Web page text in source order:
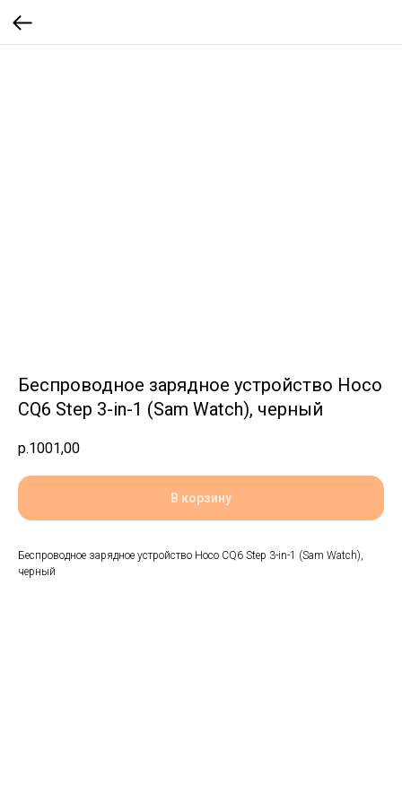
Беспроводное зарядное устройство Hoco
CQ6 Step 3-in-1 (Sam Watch), черный
р.1001,00
В корзину
Беспроводное зарядное устройство Hoco CQ6 Step 3-in-1 (Sam Watch),
черный